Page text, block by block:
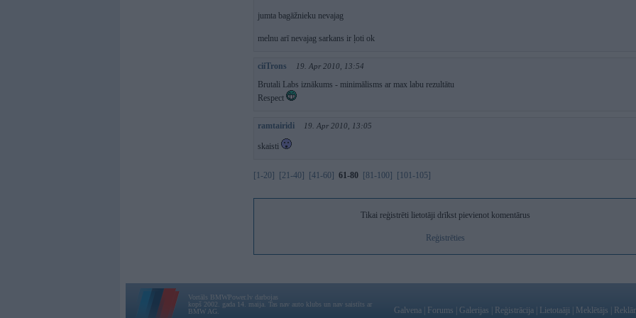
jumta bagāžnieku nevajag
melnu arī nevajag sarkans ir ļoti ok
ciiTrons 19. Apr 2010, 13:54
Brutali Labs iznākums - minimālisms ar max labu rezultātu
Respect
ramtairidi 19. Apr 2010, 13:05
skaisti
[1-20] [21-40] [41-60] 61-80 [81-100] [101-105]
Tikai reģistrēti lietotāji drīkst pievienot komentārus
Reģistrēties
Vortāls BMWPower.lv darbojas
kopš 2002. gada 14. maija. Tas nav auto klubs un nav saistīts ar
BMW AG.
Galvena Forums Galerijas Reģistrācija Lietotaāji Meklētājs